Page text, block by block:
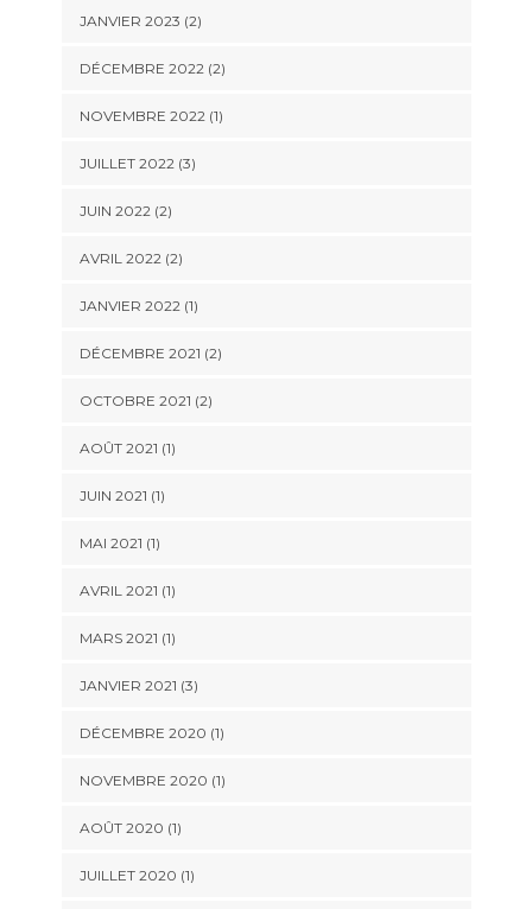
JANVIER 2023 (2)
DÉCEMBRE 2022(2)
NOVEMBRE 2022(1)
JUILLET 2022(3)
JUIN 2022(2)
AVRIL 2022(2)
JANVIER 2022(1)
DÉCEMBRE 2021 (2)
OCTOBRE 2021 (2)
AOÛT 2021 (1)
JUIN 2021 (1)
MAI 2021 (1)
AVRIL 2021 (1)
MARS 2021 (1)
JANVIER 2021 (3)
DÉCEMBRE 2020 (1)
NOVEMBRE 2020 (1)
AOÛT 2020 (1)
JUILLET 2020 (1)